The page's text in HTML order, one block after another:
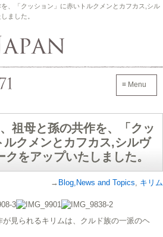
、「クッション」に赤いトルクメンとカフカス,シル
ました。
≡ Menu
祖母と孫の共作を、「クッ
ルクメンとカフカス,シルヴ
クをアップいたしました。
→ Blog,News and Topics, キリム
が見られるキリムは、クルド族の一派のヘ